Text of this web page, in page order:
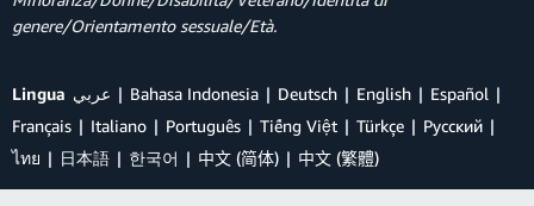
genere/Orientamento sessuale/Età.
Lingua عربي Bahasa Indonesia Deutsch English
Español
Français
Italiano Português Tiếng Việt Türkçe
Ρусский
ไทย
日本語 한국어 中文 (简体) 中文 (繁體)